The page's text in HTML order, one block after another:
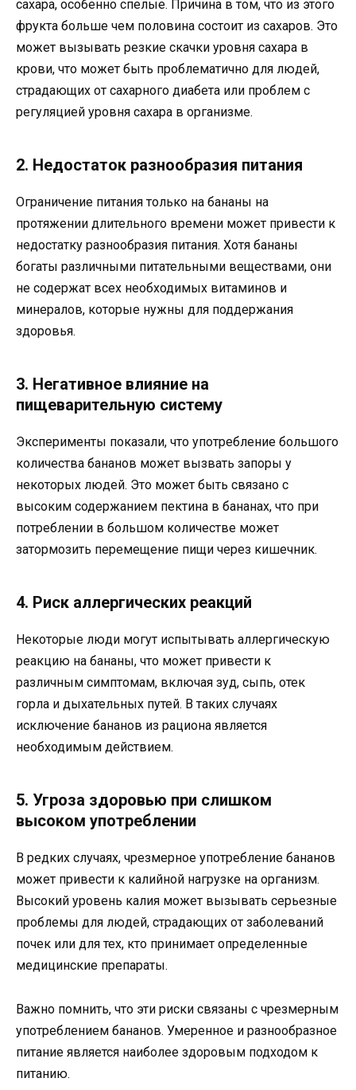
сахара, особенно спелые. Причина в том, что из этого
фрукта больше чем половина состоит из сахаров. Это
может вызывать резкие скачки уровня сахара в
крови, что может быть проблематично для людей,
страдающих от сахарного диабета или проблем с
регуляцией уровня сахара в организме.
2. Недостаток разнообразия питания
Ограничение питания только на бананы на
протяжении длительного времени может привести к
недостатку разнообразия питания. Хотя бананы
богаты различными питательными веществами, они
не содержат всех необходимых витаминов и
минералов, которые нужны для поддержания
здоровья.
3. Негативное влияние на
пищеварительную систему
Эксперименты показали, что употребление большого
количества бананов может вызвать запоры у
некоторых людей. Это может быть связано с
высоким содержанием пектина в бананах, что при
потреблении в большом количестве может
затормозить перемещение пищи через кишечник.
4. Риск аллергических реакций
Некоторые люди могут испытывать аллергическую
реакцию на бананы, что может привести к
различным симптомам, включая зуд, сыпь, отек
горла и дыхательных путей. В таких случаях
исключение бананов из рациона является
необходимым действием.
5. Угроза здоровью при слишком
высоком употреблении
В редких случаях, чрезмерное употребление бананов
может привести к калийной нагрузке на организм.
Высокий уровень калия может вызывать серьезные
проблемы для людей, страдающих от заболеваний
почек или для тех, кто принимает определенные
медицинские препараты.
Важно помнить, что эти риски связаны с чрезмерным
употреблением бананов. Умеренное и разнообразное
питание является наиболее здоровым подходом к
питанию.